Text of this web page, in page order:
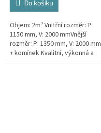
Do košíku
Objem: 2m³ Vnitřní rozměr: P:
1150 mm, V: 2000 mmVnější
rozměr: P: 1350 mm, V: 2000 mm
+ komínek Kvalitní, výkonná a
extrémně spolehlivá